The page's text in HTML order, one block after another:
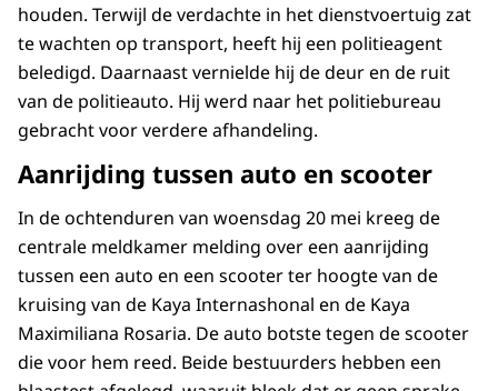
houden. Terwijl de verdachte in het dienstvoertuig zat
te wachten op transport, heeft hij een politieagent
beledigd. Daarnaast vernielde hij de deur en de ruit
van de politieauto. Hij werd naar het politiebureau
gebracht voor verdere afhandeling.
Aanrijding tussen auto en scooter
In de ochtenduren van woensdag 20 mei kreeg de
centrale meldkamer melding over een aanrijding
tussen een auto en een scooter ter hoogte van de
kruising van de Kaya Internashonal en de Kaya
Maximiliana Rosaria. De auto botste tegen de scooter
die voor hem reed. Beide bestuurders hebben een